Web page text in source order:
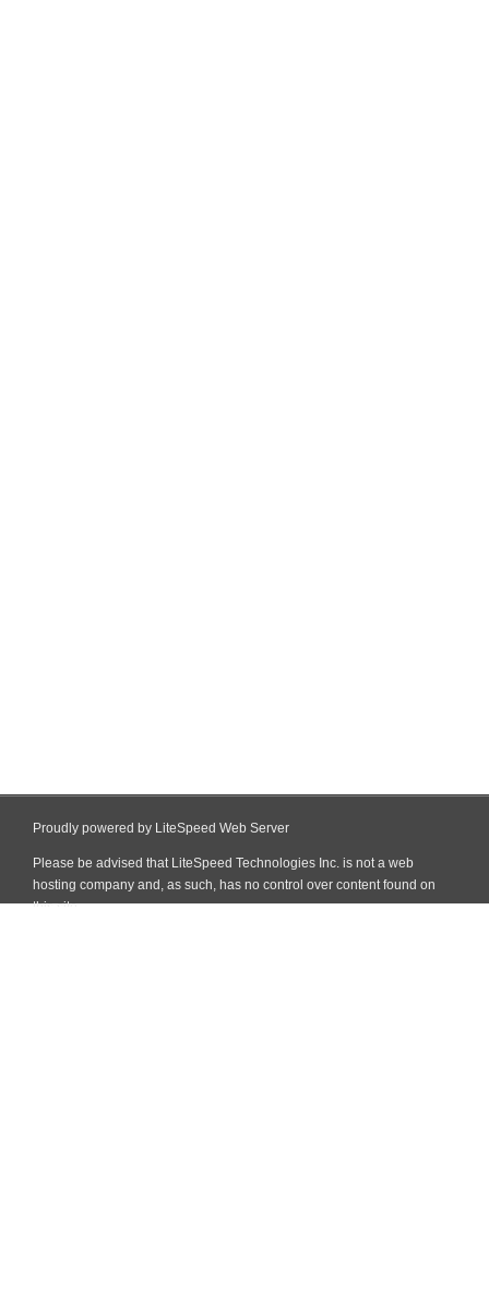
Proudly powered by LiteSpeed Web Server
Please be advised that LiteSpeed Technologies Inc. is not a web
hosting company and, as such, has no control over content found on
this site.